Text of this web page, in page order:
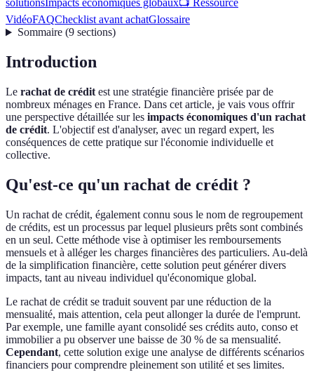
solutionsImpacts économiques globaux📺 Ressource
VidéoFAQChecklist avant achatGlossaire
Sommaire(9 sections)
Introduction
Le rachat de crédit est une stratégie financière prisée par de
nombreux ménages en France. Dans cet article, je vais vous offrir
une perspective détaillée sur les impacts économiques d'un rachat
de crédit. L'objectif est d'analyser, avec un regard expert, les
conséquences de cette pratique sur l'économie individuelle et
collective.
Qu'est-ce qu'un rachat de crédit ?
Un rachat de crédit, également connu sous le nom de regroupement
de crédits, est un processus par lequel plusieurs prêts sont combinés
en un seul. Cette méthode vise à optimiser les remboursements
mensuels et à alléger les charges financières des particuliers. Au-delà
de la simplification financière, cette solution peut générer divers
impacts, tant au niveau individuel qu'économique global.
Le rachat de crédit se traduit souvent par une réduction de la
mensualité, mais attention, cela peut allonger la durée de l'emprunt.
Par exemple, une famille ayant consolidé ses crédits auto, conso et
immobilier a pu observer une baisse de 30 % de sa mensualité.
Cependant, cette solution exige une analyse de différents scénarios
financiers pour comprendre pleinement son utilité et ses limites.